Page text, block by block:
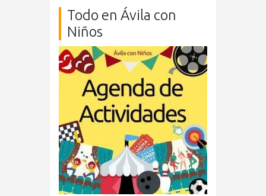
Todo en Ávila con
Niños